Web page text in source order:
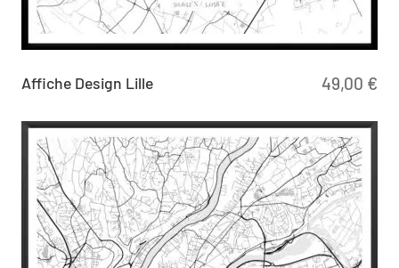
49,00 €
Affiche Design Lille